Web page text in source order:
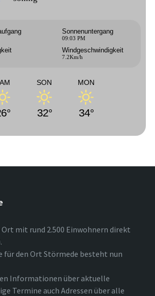
Sonnenuntergang
09:03 PM
Windgeschwindigkeit
7.2Km/h
SON
32°
MON
34°
mit rund 2.500 Einwohnern direkt
für den Ort Störmede besteht nun
Informationen über aktuelle
Termine auch Adressen über alle